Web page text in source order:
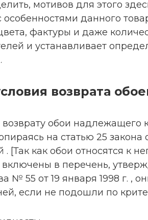
мотивов для этого
особенностями данного
фактуры и даже
и устанавливает
возврата
обои надлежащего
на статью 25 закона
. [Так как обои относятся к
в перечень,
№ 55 от 19 января 1998 г. ,
если не подошли по